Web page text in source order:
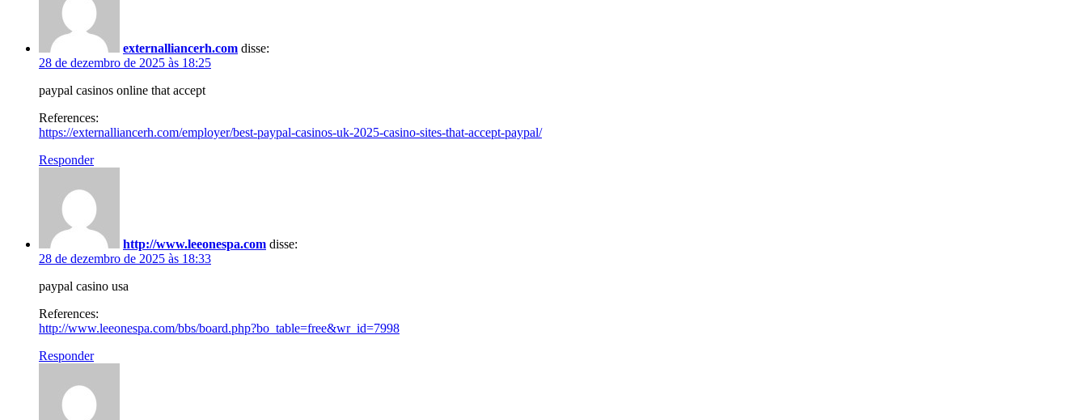
externalliancerh.com disse:
28 de dezembro de 2025 às 18:25
paypal casinos online that accept
References:
https://externalliancerh.com/employer/best-paypal-casinos-uk-2025-casino-sites-that-accept-paypal/
Responder
http://www.leeonespa.com disse:
28 de dezembro de 2025 às 18:33
paypal casino usa
References:
http://www.leeonespa.com/bbs/board.php?bo_table=free&wr_id=7998
Responder